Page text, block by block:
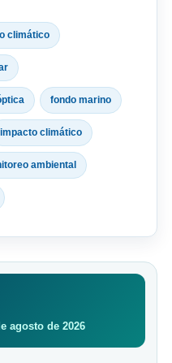
climático
fondo marino
impacto climático
ambiental
agosto de 2026